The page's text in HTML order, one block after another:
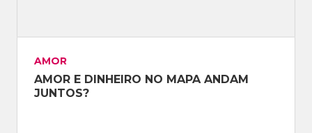
AMOR
AMOR E DINHEIRO NO MAPA ANDAM
JUNTOS?